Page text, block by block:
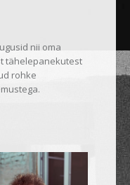
nii oma
tähelepanekutest
rohke